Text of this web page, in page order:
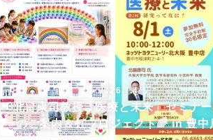
2026.7.4
📢北畠康司教授「医療と未来」セミナ
のご案内＆虹プロジェクト🌈 in 豊中